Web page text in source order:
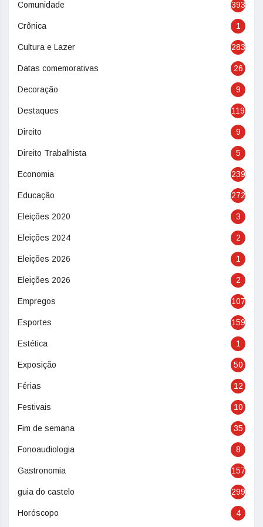
Comunidade 393
Crônica 1
Cultura e Lazer 283
Datas comemorativas 26
Decoração 9
Destaques 119
Direito 9
Direito Trabalhista 5
Economia 239
Educação 272
Eleições 2020 3
Eleições 2024 2
Eleições 2026 1
Eleições 2026 2
Empregos 107
Esportes 159
Estética 1
Exposição 50
Férias 12
Festivais 10
Fim de semana 35
Fonoaudiologia 8
Gastronomia 157
guia do castelo 299
Horóscopo 4